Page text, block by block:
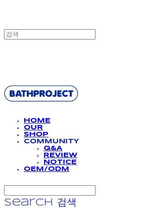
HOME
OUR
SHOP
COMMUNITY
Q&A
REVIEW
NOTICE
OEM/ODM
Search
검색